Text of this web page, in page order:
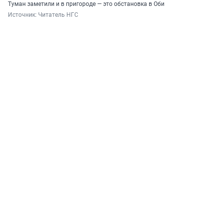
Туман заметили и в пригороде — это обстановка в Оби
Источник: Читатель НГС